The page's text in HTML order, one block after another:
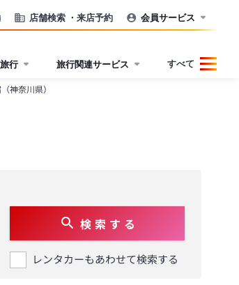
店舗検索 ・来店予約 会員サービス
行 旅行関連サービス すべて
神奈川県）
検 索 す る
レンタカーもあわせて検索する